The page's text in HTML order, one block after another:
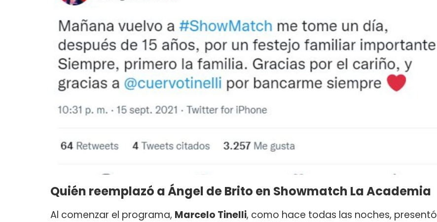
Quién reemplazó a Ángel de Brito en Showmatch La Academia
Al comenzar el programa, Marcelo Tinelli, como hace todas las noches, presentó